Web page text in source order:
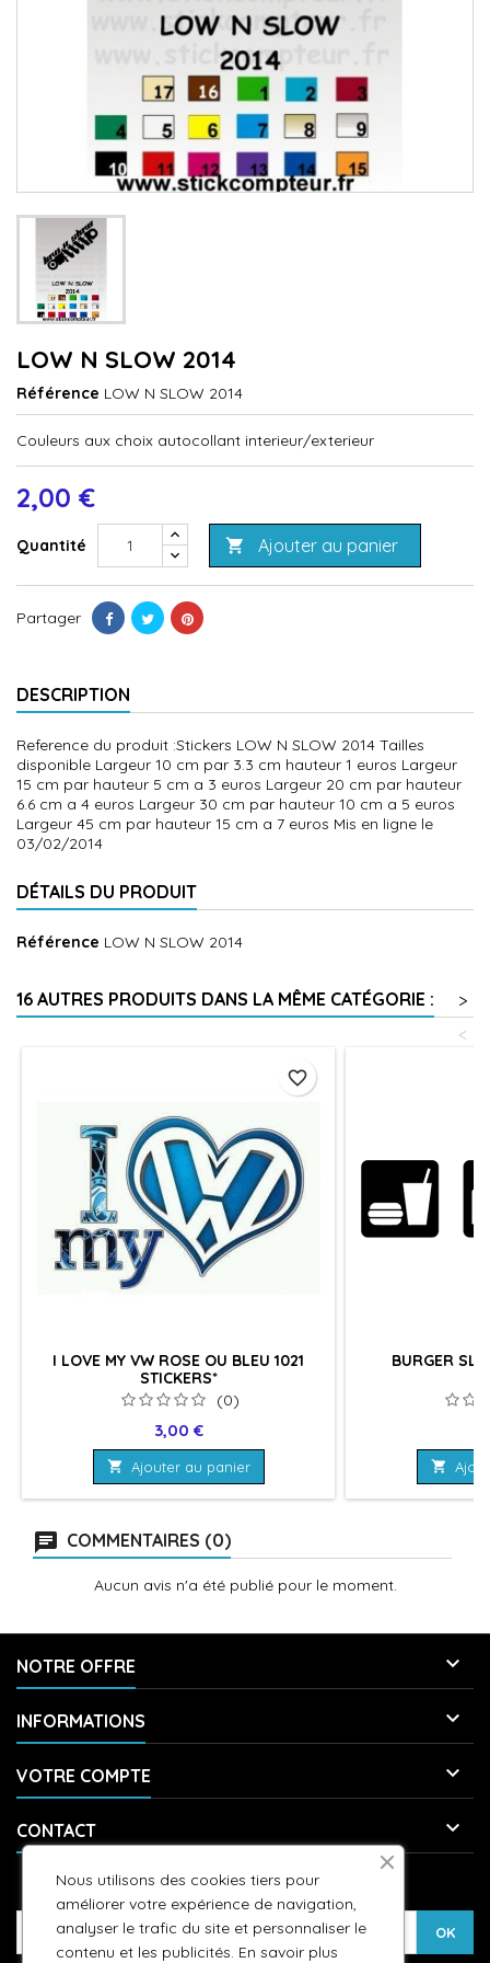
LOW N SLOW 2014
Référence LOW N SLOW 2014
Couleurs aux choix autocollant interieur/exterieur
2,00 €
Quantité  Ajouter au panier
Partager
DESCRIPTION
Reference du produit :Stickers LOW N SLOW 2014 Tailles
disponible Largeur 10 cm par 3.3 cm hauteur 1 euros Largeur
15 cm par hauteur 5 cm a 3 euros Largeur 20 cm par hauteur
6.6 cm a 4 euros Largeur 30 cm par hauteur 10 cm a 5 euros
Largeur 45 cm par hauteur 15 cm a 7 euros Mis en ligne le
03/02/2014
DÉTAILS DU PRODUIT
Référence LOW N SLOW 2014
16 AUTRES PRODUITS DANS LA MÊME CATÉGORIE :
>
<
I LOVE MY VW ROSE OU BLEU 1021
STICKERS*
(0)
Prix
3,00 €
 Ajouter au panier
favorite_border
BURGER

COMMENTAIRES (0)
Aucun avis n'a été publié pour le moment.
NOTRE OFFRE 
INFORMATIONS 
VOTRE COMPTE 
CONTACT 
LETTRE D'INFORMATIONS
Nous utilisons des cookies tiers pour
améliorer votre expérience de navigation,
analyser le trafic du site et personnaliser le
contenu et les publicités. En savoir plus